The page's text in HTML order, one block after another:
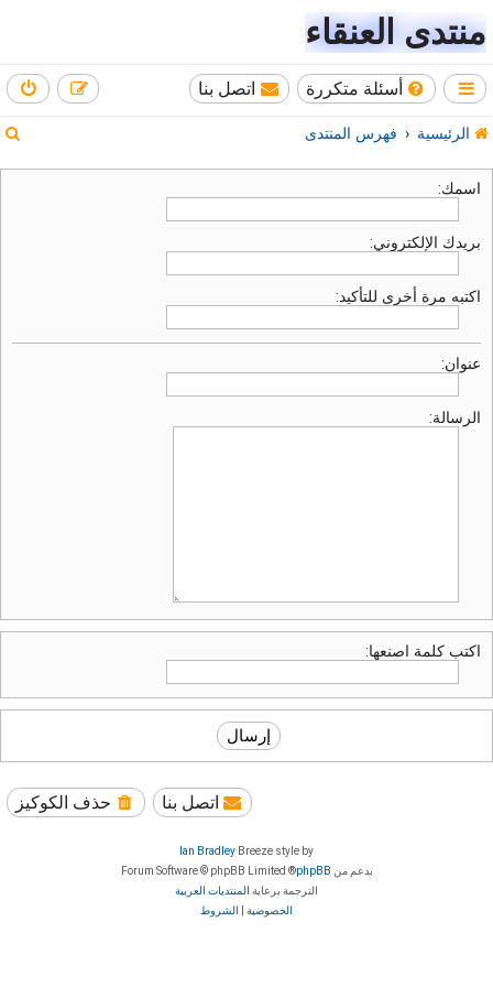
منتدى العنقاء
أسئلة متكررة اتصل بنا
الرئيسية فهرس المنتدى
اسمك:
بريدك الإلكتروني:
اكتبه مرة أخرى للتأكيد:
عنوان:
الرسالة:
اكتب كلمة اصنعها:
حذف الكوكيز اتصل بنا
Breeze style by
Ian Bradley
بدعم من phpBB
® Forum Software © phpBB Limited
الترجمة برعاية المنتديات العربية
الخصوصية
الشروط